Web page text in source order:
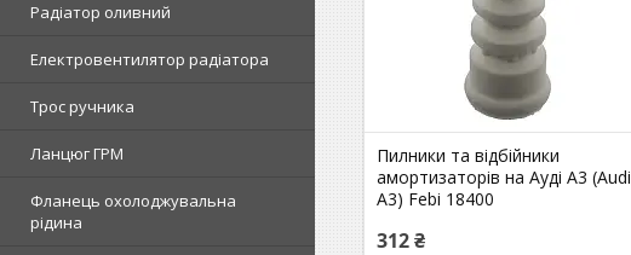
Радіатор оливний
Електровентилятор радіатора
Трос ручника
Ланцюг ГРМ
Фланець охолоджувальна
рідина
Пилники та відбійники
амортизаторів на Ауді A3 (Audi
A3) Febi 18400
312 ₴